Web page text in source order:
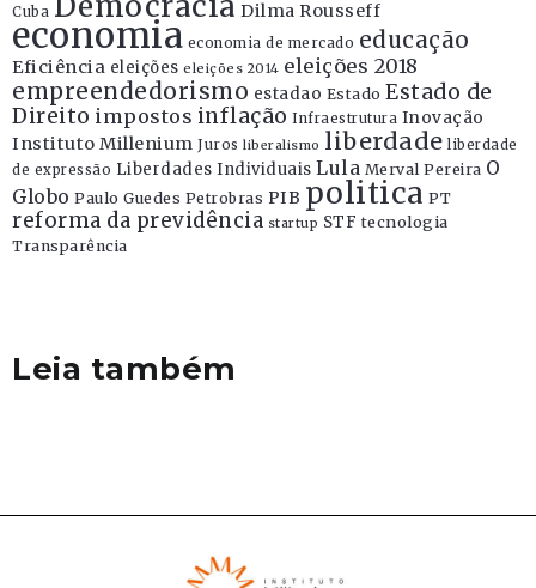
Cuba
Dilma Rousseff
economia economia de mercado educação
Eficiência eleições eleições 2014 eleições 2018
empreendedorismo estadao Estado Estado de
Direito impostos inflação Infraestrutura Inovação
Instituto Millenium Juros liberalismo liberdade liberdade
de expressão Liberdades Individuais Lula Merval Pereira O
Globo Paulo Guedes Petrobras PIB politica PT
reforma da previdência startup STF tecnologia
Transparência
Leia também